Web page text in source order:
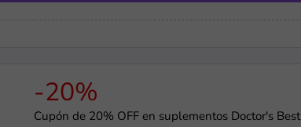
-20%
Cupón de 20% OFF en suplementos Doctor's Best